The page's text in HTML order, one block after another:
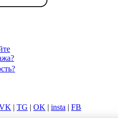
| TG | OK | insta | FB